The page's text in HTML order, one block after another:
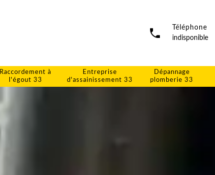
Téléphone
indisponible
Raccordement à
l'égout 33
Entreprise
d'assainissement 33
Dépannage
plomberie 33